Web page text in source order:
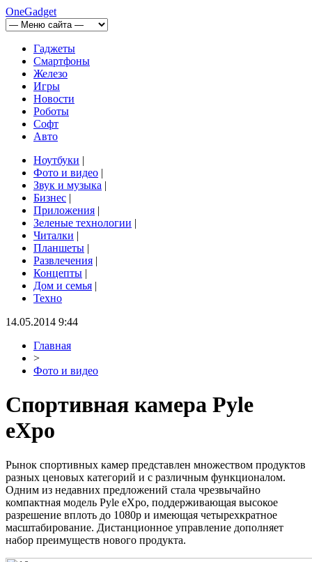
OneGadget
Гаджеты
Смартфоны
Железо
Игры
Новости
Роботы
Софт
Авто
Ноутбуки |
Фото и видео |
Звук и музыка |
Бизнес |
Приложения |
Зеленые технологии |
Читалки |
Планшеты |
Развлечения |
Концепты |
Дом и семья |
Техно
14.05.2014 9:44
Главная
>
Фото и видео
Спортивная камера Pyle
eXpo
Рынок спортивных камер представлен множеством продуктов
разных ценовых категорий и с различным функционалом.
Одним из недавних предложений стала чрезвычайно
компактная модель Pyle eXpo, поддерживающая высокое
разрешение вплоть до 1080p и имеющая четырехкратное
масштабирование. Дистанционное управление дополняет
набор преимуществ нового продукта.